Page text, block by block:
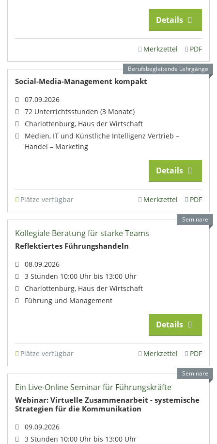
Details
Merkzettel PDF
Social-Media-Management kompakt
07.09.2026
72 Unterrichtsstunden (3 Monate)
Charlottenburg, Haus der Wirtschaft
Medien, IT und Künstliche Intelligenz Vertrieb –
Handel – Marketing
Details
Plätze verfügbar Merkzettel PDF
Berufsbegleitende Lehrgänge
Kollegiale Beratung für starke Teams
Reflektiertes Führungshandeln
08.09.2026
3 Stunden 10:00 Uhr bis 13:00 Uhr
Charlottenburg, Haus der Wirtschaft
Führung und Management
Details
Plätze verfügbar Merkzettel PDF
Seminare
Ein Live-Online Seminar für Führungskräfte
Webinar: Virtuelle Zusammenarbeit - systemische
Strategien für die Kommunikation
09.09.2026
3 Stunden 10:00 Uhr bis 13:00 Uhr
Seminare